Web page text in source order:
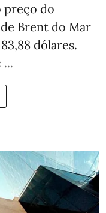
preço do
Brent do Mar
dólares.